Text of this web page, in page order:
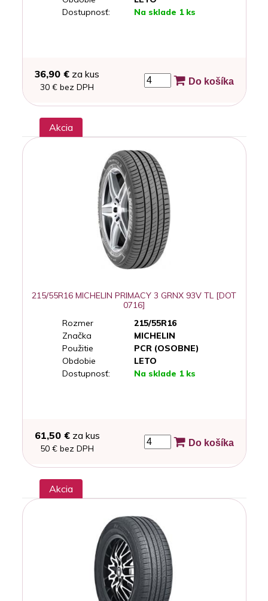
Dostupnosť:
Na sklade 1 ks
36,90 €za kus
30 € bez DPH
Do košíka
Akcia
215/55R16 MICHELIN PRIMACY 3 GRNX 93V TL [DOT
0716]
Rozmer
215/55R16
Značka
MICHELIN
Použitie
PCR (OSOBNE)
Obdobie
LETO
Dostupnosť:
Na sklade 1 ks
61,50 €za kus
50 € bez DPH
Do košíka
Akcia